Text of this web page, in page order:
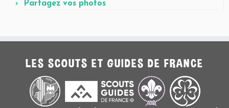
Partagez vos photos
LES SCOUTS ET GUIDES DE FRANCE